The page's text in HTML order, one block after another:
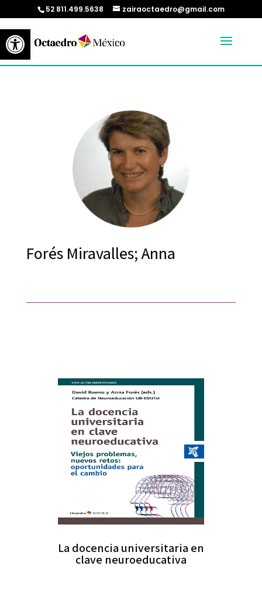
Abrir barra de herramientas
52 811.499.5638 zairaoctaedro@gmail.com
Forés Miravalles; Anna
La docencia universitaria en
clave neuroeducativa